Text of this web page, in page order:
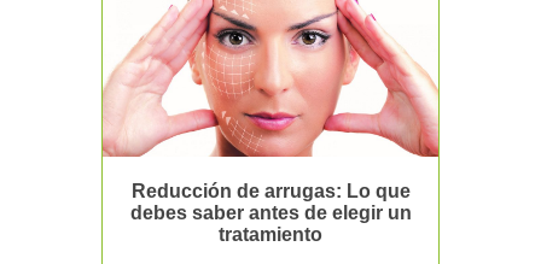
Reducción de arrugas: Lo que
debes saber antes de elegir un
tratamiento